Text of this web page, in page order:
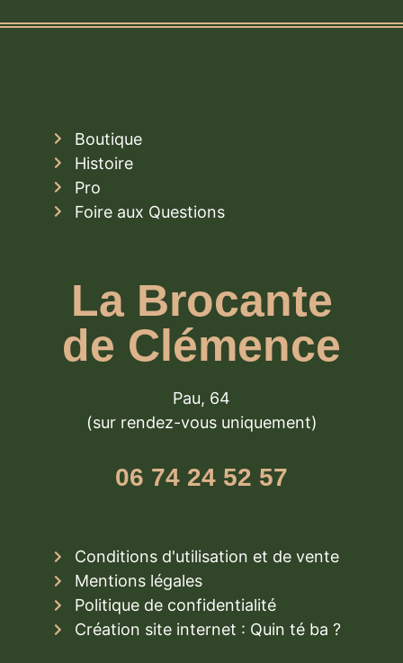
Boutique
Histoire
Pro
Foire aux Questions
La Brocante
de Clémence
Pau, 64
(sur rendez-vous uniquement)
06 74 24 52 57
Conditions d'utilisation et de vente
Mentions légales
Politique de confidentialité
Création site internet : Quin té ba ?